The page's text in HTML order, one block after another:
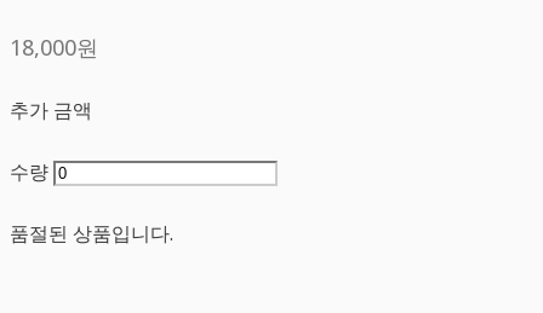
18,000원
추가 금액
수량
품절된 상품입니다.